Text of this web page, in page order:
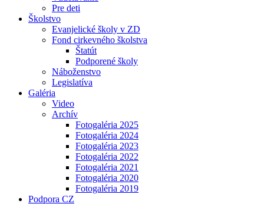
Pre deti
Školstvo
Evanjelické školy v ZD
Fond cirkevného školstva
Štatút
Podporené školy
Náboženstvo
Legislatíva
Galéria
Video
Archív
Fotogaléria 2025
Fotogaléria 2024
Fotogaléria 2023
Fotogaléria 2022
Fotogaléria 2021
Fotogaléria 2020
Fotogaléria 2019
Podpora CZ